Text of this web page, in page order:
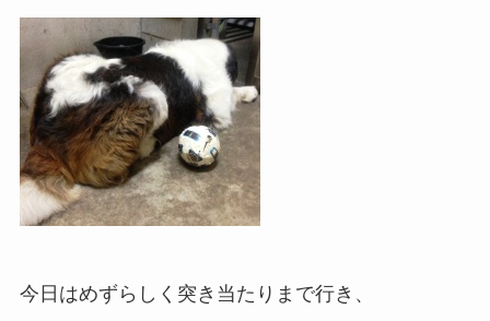
今日はめずらしく突き当たりまで行き、